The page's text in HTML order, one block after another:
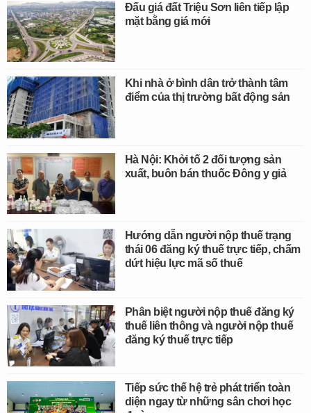
Đấu giá đất Triệu Sơn liên tiếp lập
mặt bằng giá mới
Khi nhà ở bình dân trở thành tâm
điểm của thị trường bất động sản
Hà Nội: Khởi tố 2 đối tượng sản
xuất, buôn bán thuốc Đông y giả
Hướng dẫn người nộp thuế trạng
thái 06 đăng ký thuế trực tiếp, chấm
dứt hiệu lực mã số thuế
Phân biệt người nộp thuế đăng ký
thuế liên thông và người nộp thuế
đăng ký thuế trực tiếp
Tiếp sức thế hệ trẻ phát triển toàn
diện ngay từ những sân chơi học